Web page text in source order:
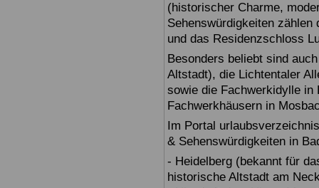
(historischer Charme,
Sehenswürdigkeiten
und das Residenzschloss
Besonders beliebt sind
Altstadt), die Lichtentaler
sowie die Fachwerkidylle in
Fachwerkhäusern in
Im Portal
& Sehenswürdigkeiten in
- Heidelberg (bekannt für
historische Altstadt am